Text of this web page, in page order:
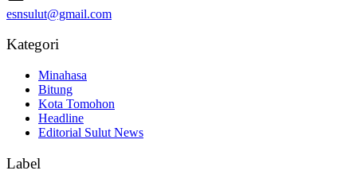
esnsulut@gmail.com
Kategori
Minahasa
Bitung
Kota Tomohon
Headline
Editorial Sulut News
Label